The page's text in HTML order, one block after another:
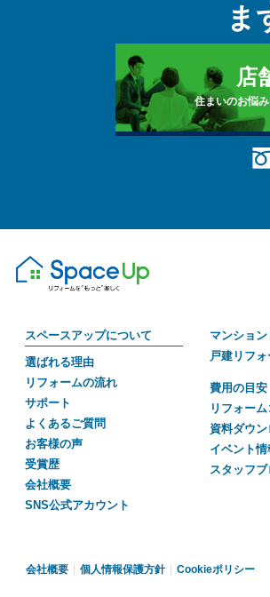
ま
店
住まいのお悩
スペースアップについて
選ばれる理由
リフォームの流れ
サポート
よくあるご質問
お客様の声
受賞歴
会社概要
SNS公式アカウント
マンショ
戸建リフォ
費用の目安
リフォー
資料ダウン
イベント情
スタッフ
会社概要 個人情報保護方針 Cookieポリシー